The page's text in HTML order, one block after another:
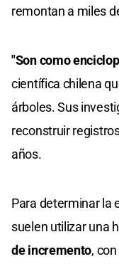
remontan a miles
"Son como
científica chilena
árboles. Sus
reconstruir
años.
Para determinar la
suelen utilizar una
de incremento,